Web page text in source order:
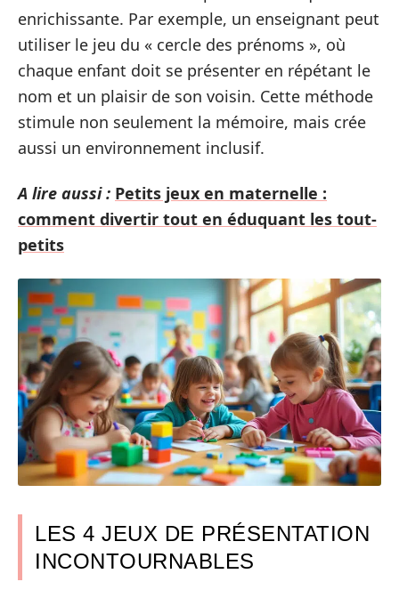
enrichissante. Par exemple, un enseignant peut
utiliser le jeu du « cercle des prénoms », où
chaque enfant doit se présenter en répétant le
nom et un plaisir de son voisin. Cette méthode
stimule non seulement la mémoire, mais crée
aussi un environnement inclusif.
A lire aussi : Petits jeux en maternelle :
comment divertir tout en éduquant les tout-
petits
LES 4 JEUX DE PRÉSENTATION
INCONTOURNABLES